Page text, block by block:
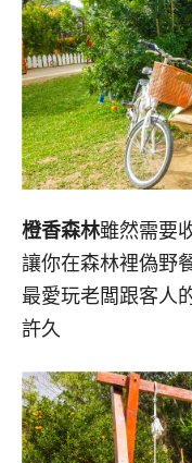
橙香森林雖然需要
讓你在森林裡偽野
最愛玩老闆跟客人
許久